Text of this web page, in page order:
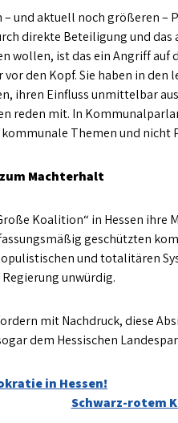
und aktuell noch größeren –
direkte Beteiligung und
wollen, ist das ein Angriff
den Kopf. Sie haben in
ihren Einfluss unmittelbar
reden mit. In
Themen und nicht
Machterhalt
Koalition“ in Hessen ihre
geschützten
und totalitären
unwürdig.
fordern mit Nachdruck, diese
dem Hessischen
in Hessen!
Schwarz-rotem